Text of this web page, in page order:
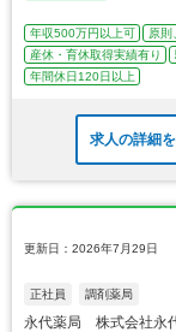
年収500万円以上可 原則
産休・育休取得実績有り
年間休日120日以上
求人の詳細
更新日：2026年7月29日
正社員 調剤薬局
永代薬局 株式会社永